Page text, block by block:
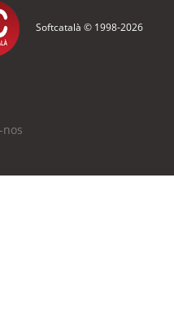
Softcatalà © 1998-2026
nos